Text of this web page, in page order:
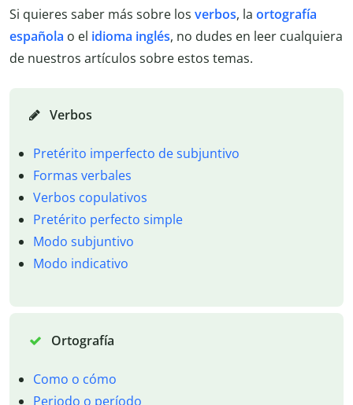
Si quieres saber más sobre los verbos, la ortografía
española o el idioma inglés, no dudes en leer cualquiera
de nuestros artículos sobre estos temas.
Verbos
Pretérito imperfecto de subjuntivo
Formas verbales
Verbos copulativos
Pretérito perfecto simple
Modo subjuntivo
Modo indicativo
Ortografía
Como o cómo
Periodo o período